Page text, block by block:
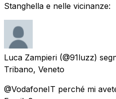
Stanghella e nelle vicinanze:
Luca Zampieri (@91luzz)
Tribano, Veneto
@VodafoneIT perché mi